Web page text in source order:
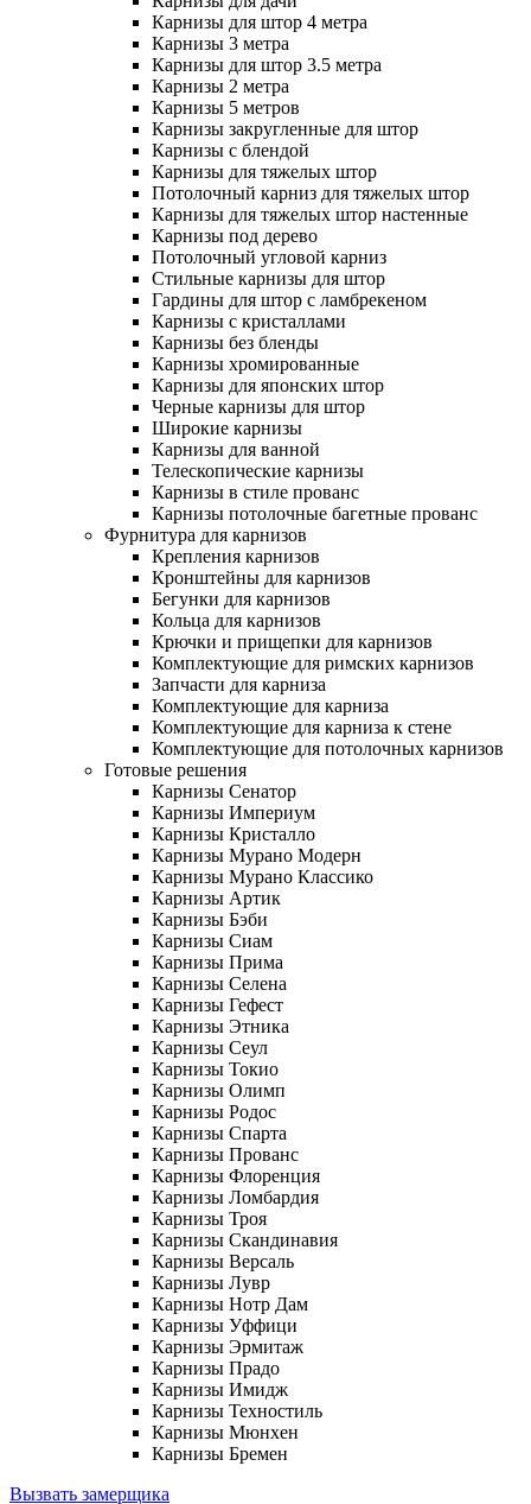
Карнизы для штор 4 метра
Карнизы 3 метра
Карнизы для штор 3.5 метра
Карнизы 2 метра
Карнизы 5 метров
Карнизы закругленные для штор
Карнизы с блендой
Карнизы для тяжелых штор
Потолочный карниз для тяжелых штор
Карнизы для тяжелых штор настенные
Карнизы под дерево
Потолочный угловой карниз
Стильные карнизы для штор
Гардины для штор с ламбрекеном
Карнизы с кристаллами
Карнизы без бленды
Карнизы хромированные
Карнизы для японских штор
Черные карнизы для штор
Широкие карнизы
Карнизы для ванной
Телескопические карнизы
Карнизы в стиле прованс
Карнизы потолочные багетные прованс
Фурнитура для карнизов
Крепления карнизов
Кронштейны для карнизов
Бегунки для карнизов
Кольца для карнизов
Крючки и прищепки для карнизов
Комплектующие для римских карнизов
Запчасти для карниза
Комплектующие для карниза
Комплектующие для карниза к стене
Комплектующие для потолочных карнизов
Готовые решения
Карнизы Сенатор
Карнизы Империум
Карнизы Кристалло
Карнизы Мурано Модерн
Карнизы Мурано Классико
Карнизы Артик
Карнизы Бэби
Карнизы Сиам
Карнизы Прима
Карнизы Селена
Карнизы Гефест
Карнизы Этника
Карнизы Сеул
Карнизы Токио
Карнизы Олимп
Карнизы Родос
Карнизы Спарта
Карнизы Прованс
Карнизы Флоренция
Карнизы Ломбардия
Карнизы Троя
Карнизы Скандинавия
Карнизы Версаль
Карнизы Лувр
Карнизы Нотр Дам
Карнизы Уффици
Карнизы Эрмитаж
Карнизы Прадо
Карнизы Имидж
Карнизы Техностиль
Карнизы Мюнхен
Карнизы Бремен
Вызвать замерщика